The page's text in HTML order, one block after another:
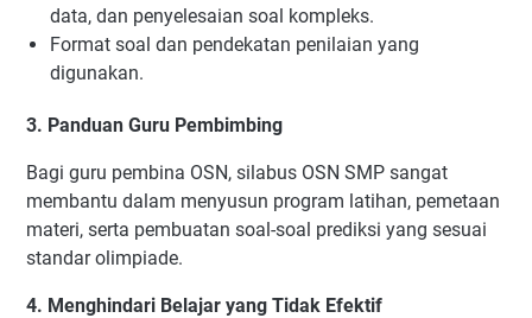
data, dan penyelesaian soal kompleks.
Format soal dan pendekatan penilaian yang
digunakan.
3. Panduan Guru Pembimbing
Bagi guru pembina OSN, silabus OSN SMP sangat
membantu dalam menyusun program latihan, pemetaan
materi, serta pembuatan soal-soal prediksi yang sesuai
standar olimpiade.
4. Menghindari Belajar yang Tidak Efektif